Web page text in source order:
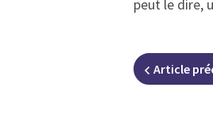
peut le dire,
Article